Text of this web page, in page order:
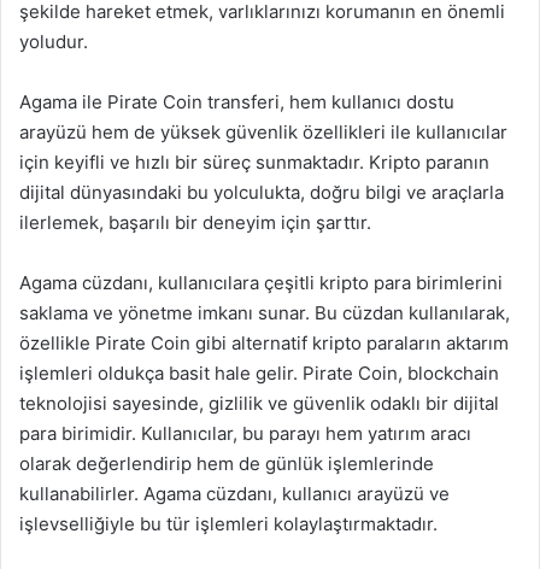
şekilde hareket etmek, varlıklarınızı korumanın en önemli
yoludur.
Agama ile Pirate Coin transferi, hem kullanıcı dostu
arayüzü hem de yüksek güvenlik özellikleri ile kullanıcılar
için keyifli ve hızlı bir süreç sunmaktadır. Kripto paranın
dijital dünyasındaki bu yolculukta, doğru bilgi ve araçlarla
ilerlemek, başarılı bir deneyim için şarttır.
Agama cüzdanı, kullanıcılara çeşitli kripto para birimlerini
saklama ve yönetme imkanı sunar. Bu cüzdan kullanılarak,
özellikle Pirate Coin gibi alternatif kripto paraların aktarım
işlemleri oldukça basit hale gelir. Pirate Coin, blockchain
teknolojisi sayesinde, gizlilik ve güvenlik odaklı bir dijital
para birimidir. Kullanıcılar, bu parayı hem yatırım aracı
olarak değerlendirip hem de günlük işlemlerinde
kullanabilirler. Agama cüzdanı, kullanıcı arayüzü ve
işlevselliğiyle bu tür işlemleri kolaylaştırmaktadır.